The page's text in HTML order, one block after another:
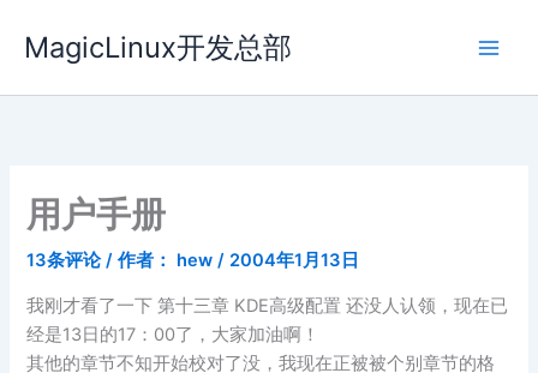
容
MagicLinux开发总部
用户手册
13条评论 / 作者： hew/ 2004年1月13日
我刚才看了一下 第十三章 KDE高级配置 还没人认领，现在已
经是13日的17：00了，大家加油啊！
其他的章节不知开始校对了没，我现在正被被个别章节的格